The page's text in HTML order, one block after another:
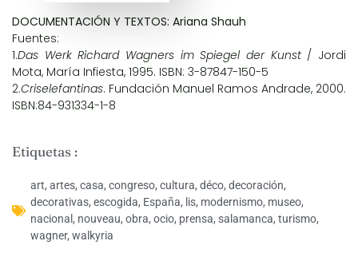
DOCUMENTACIÓN Y TEXTOS: Ariana Shauh
Fuentes:
1.Das Werk Richard Wagners im Spiegel der Kunst / Jordi
Mota, María Infiesta, 1995. ISBN: 3-87847-150-5
2.Criselefantinas. Fundación Manuel Ramos Andrade, 2000.
ISBN:84-931334-1-8
Etiquetas :
art, artes, casa, congreso, cultura, déco, decoración,
decorativas, escogida, España, lis, modernismo, museo,
nacional , nouveau, obra, ocio, prensa, salamanca, turismo,
wagner, walkyria